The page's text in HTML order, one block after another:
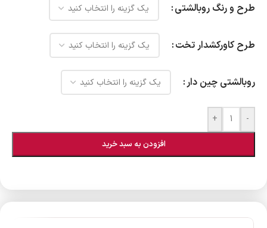
طرح و رنگ روبالشتی
طرح کاورکشدار تخت
روبالشتی چین دار
-
+
افزودن به سبد خرید